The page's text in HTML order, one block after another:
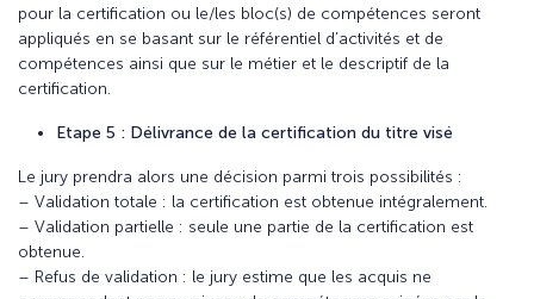
pour la certification ou le/les bloc(s) de compétences seront
appliqués en se basant sur le référentiel d’activités et de
compétences ainsi que sur le métier et le descriptif de la
certification.
Etape 5 : Délivrance de la certification du titre visé
Le jury prendra alors une décision parmi trois possibilités :
– Validation totale : la certification est obtenue intégralement.
– Validation partielle : seule une partie de la certification est
obtenue.
– Refus de validation : le jury estime que les acquis ne